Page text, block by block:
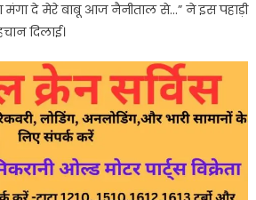
मंगा दे मेरे बाबू आज नैनीताल से…” ने इस पहाड़ी
दिलाई।